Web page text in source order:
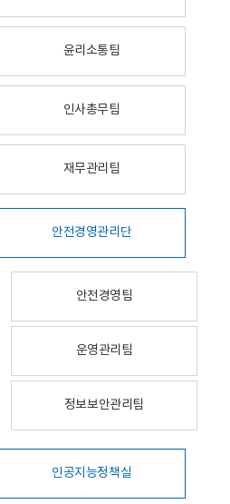
윤리소통팀
인사총무팀
재무관리팀
안전경영관리단
안전경영팀
운영관리팀
정보보안관리팀
인공지능정책실